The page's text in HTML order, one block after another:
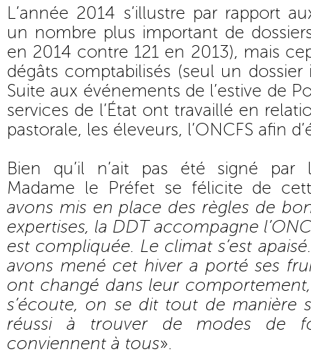
L’année 2014 s’illustre par rapport
un nombre plus important de
en 2014 contre 121 en 2013), mais
dégâts comptabilisés (seul un dossier
Suite aux événements de l’estive de
services de l’État ont travaillé en
pastorale, les éleveurs, l’ONCFS afin
Bien qu’il n’ait pas été signé par
Madame le Préfet se félicite de
avons mis en place des règles de
expertises, la DDT accompagne
est compliquée. Le climat s’est
avons mené cet hiver a porté ses
ont changé dans leur
s’écoute, on se dit tout de manière
réussi à trouver de modes de
conviennent à tous».